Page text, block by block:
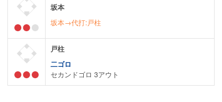
坂本
坂本→代打:戸柱
戸柱
二ゴロ
セカンドゴロ 3アウト